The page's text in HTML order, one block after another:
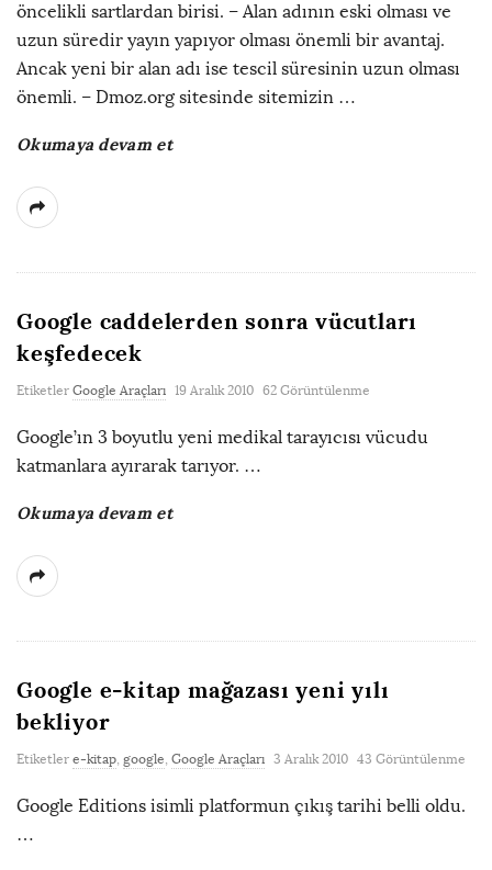
öncelikli sartlardan birisi. – Alan adının eski olması ve
uzun süredir yayın yapıyor olması önemli bir avantaj.
Ancak yeni bir alan adı ise tescil süresinin uzun olması
önemli. – Dmoz.org sitesinde sitemizin …
Okumaya devam et
Google caddelerden sonra vücutları
keşfedecek
Etiketler Google Araçları 19 Aralık 2010 62 Görüntülenme
Google’ın 3 boyutlu yeni medikal tarayıcısı vücudu
katmanlara ayırarak tarıyor. …
Okumaya devam et
Google e-kitap mağazası yeni yılı
bekliyor
Etiketler e-kitap, google, Google Araçları 3 Aralık 2010 43 Görüntülenme
Google Editions isimli platformun çıkış tarihi belli oldu.
…